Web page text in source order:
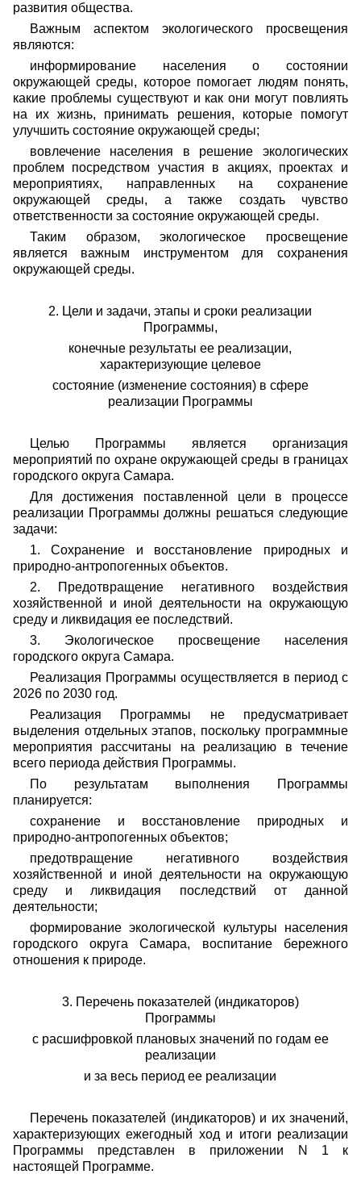
развития общества.
Важным аспектом экологического просвещения
являются:
информирование населения о состоянии
окружающей среды, которое помогает людям понять,
какие проблемы существуют и как они могут повлиять
на их жизнь, принимать решения, которые помогут
улучшить состояние окружающей среды;
вовлечение населения в решение экологических
проблем посредством участия в акциях, проектах и
мероприятиях, направленных на сохранение
окружающей среды, а также создать чувство
ответственности за состояние окружающей среды.
Таким образом, экологическое просвещение
является важным инструментом для сохранения
окружающей среды.
2. Цели и задачи, этапы и сроки реализации
Программы,
конечные результаты ее реализации,
характеризующие целевое
состояние (изменение состояния) в сфере
реализации Программы
Целью Программы является организация
мероприятий по охране окружающей среды в границах
городского округа Самара.
Для достижения поставленной цели в процессе
реализации Программы должны решаться следующие
задачи:
1. Сохранение и восстановление природных и
природно-антропогенных объектов.
2. Предотвращение негативного воздействия
хозяйственной и иной деятельности на окружающую
среду и ликвидация ее последствий.
3. Экологическое просвещение населения
городского округа Самара.
Реализация Программы осуществляется в период с
2026 по 2030 год.
Реализация Программы не предусматривает
выделения отдельных этапов, поскольку программные
мероприятия рассчитаны на реализацию в течение
всего периода действия Программы.
По результатам выполнения Программы
планируется:
сохранение и восстановление природных и
природно-антропогенных объектов;
предотвращение негативного воздействия
хозяйственной и иной деятельности на окружающую
среду и ликвидация последствий от данной
деятельности;
формирование экологической культуры населения
городского округа Самара, воспитание бережного
отношения к природе.
3. Перечень показателей (индикаторов)
Программы
с расшифровкой плановых значений по годам ее
реализации
и за весь период ее реализации
Перечень показателей (индикаторов) и их значений,
характеризующих ежегодный ход и итоги реализации
Программы представлен в приложении N 1 к
настоящей Программе.